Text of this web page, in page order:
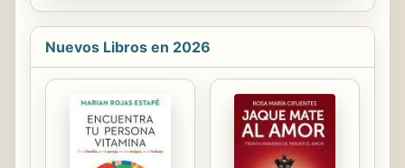
diferencias que tienen en su forma
de vida los niños de países más
pobres del mundo. Es una
problemas de dichos niños; un
sensibilizador respecto a la pobreza
infantil.” Jennifer Rees Larcombe,
Autora, Conferencista.
Nuevos Libros en 2026